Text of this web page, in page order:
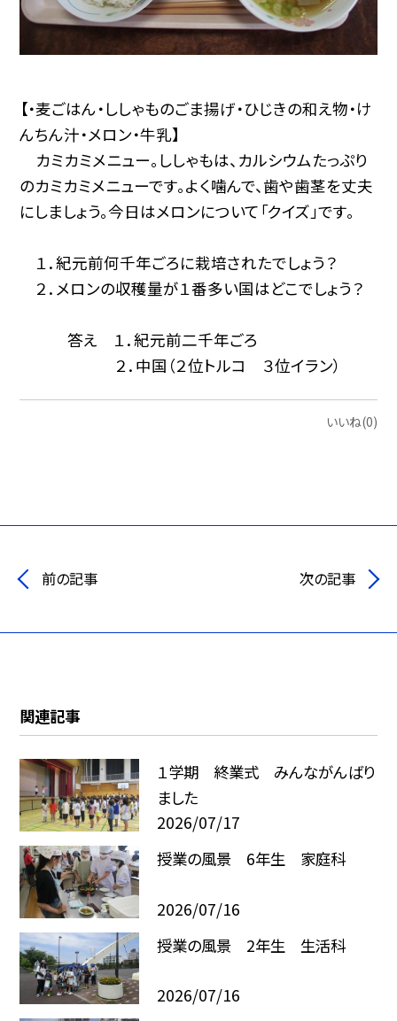
【・麦ごはん・ししゃものごま揚げ・ひじきの和え物・け
んちん汁・メロン・牛乳】
カミカミメニュー。ししゃもは、カルシウムたっぷり
のカミカミメニューです。よく噛んで、歯や歯茎を丈夫
にしましょう。今日はメロンについて「クイズ」です。
１．紀元前何千年ごろに栽培されたでしょう？
２．メロンの収穫量が１番多い国はどこでしょう？
答え １．紀元前二千年ごろ
２．中国（２位トルコ ３位イラン）
いいね(0)
前の記事 次の記事
関連記事
１学期 終業式 みんながんばり
ました
2026/07/17
授業の風景 6年生 家庭科
2026/07/16
授業の風景 2年生 生活科
2026/07/16